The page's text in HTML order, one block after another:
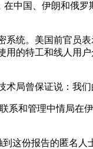
中国、伊朗和俄
统。美国前官员
的特工和线人用
局曾保证说：我
和管理中情局在
这份报告的匿名